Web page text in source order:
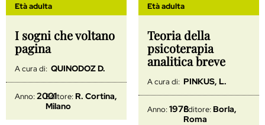
Età adulta
I sogni che voltano
pagina
A cura di: QUINODOZ D.
Anno:2001
Editore:R. Cortina,
Milano
Età adulta
Teoria della
psicoterapia
analitica breve
A cura di: PINKUS, L.
Anno:1978Editore: Borla,
Roma